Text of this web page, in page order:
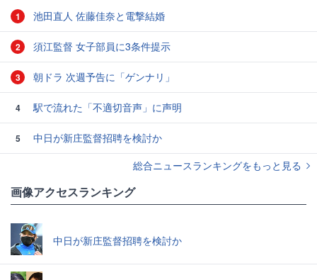
1 池田直人 佐藤佳奈と電撃結婚
2 須江監督 女子部員に3条件提示
3 朝ドラ 次週予告に「ゲンナリ」
4 駅で流れた「不適切音声」に声明
5
中日が新庄監督招聘を検討か
総合ニュースランキングをもっと見る
画像アクセスランキング
中日が新庄監督招聘を検討か